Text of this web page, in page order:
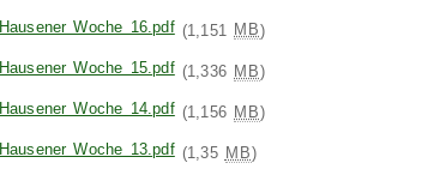
Hausener Woche 16.pdf (1,151 MB)
Hausener Woche 15.pdf (1,336 MB)
Hausener Woche 14.pdf (1,156 MB)
Hausener Woche 13.pdf (1,35 MB)